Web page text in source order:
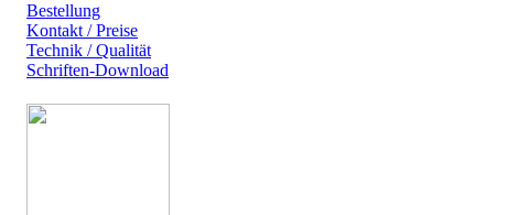
Bestellung
Kontakt / Preise
Technik / Qualität
Schriften-Download